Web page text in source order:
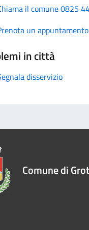
il comune 0825
un appuntamento
in città
disservizio
Comune di